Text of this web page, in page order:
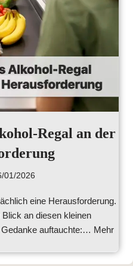
Regal an der
01/2026
eine Herausforderung.
an diesen kleinen
Gedanke auftauchte:… Mehr